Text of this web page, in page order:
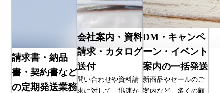
請求書・納品
書・契約書など
の定期発送業務
会社案内・資料
請求・カタログ
送付
問い合わせや資料請
求に対して、迅速か
DM・キャンペ
ーン・イベント
案内の一括発送
新商品やセールのご
案内など、多くの顧